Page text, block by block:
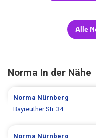
Alle
Norma In der Nähe
Norma Nürnberg
Bayreuther Str. 34
Norma Nürnberg